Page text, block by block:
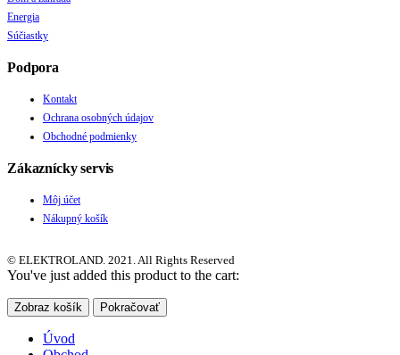
Energia
Súčiastky
Podpora
Kontakt
Ochrana osobných údajov
Obchodné podmienky
Zákaznícky servis
Môj účet
Nákupný košík
© ELEKTROLAND. 2021. All Rights Reserved
You've just added this product to the cart:
Zobraz košík Pokračovať
Úvod